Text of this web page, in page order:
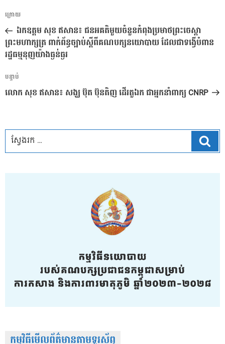
ការ​
នាំទិស​
ប្រកាស
អត្ថបទ
មុន
ក្រោយ
ឯកឧត្តម សុខ ឥសាន៖ ជនអគតិមួយចំនួនកំពុងប្រមាថព្រះចេស្តា
ព្រះមហាក្សត្រ ពាក់ព័ន្ធច្បាប់ស្តីពីគណបក្សនយោបាយ ដែលជាទង្វើបំពាន
រដ្ឋធម្មនុញយ៉ាងធ្ងន់ធ្ងរ
អត្ថបទ
បន្ទាប់
បន្ទាប់
លោក សុខ ឥសាន៖ សង្ឃ ប៊ុត ប៊ុនតិញ ដើរតួឯក​ ជាអ្នកនាំពាក្យ CNRP
កម្មវិធីមើលព័ត៌មានតាមទូរស័ព្វ